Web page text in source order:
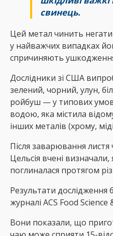
свинець.
Цей метал чинить
у найважчих випадках
спричиняють
Дослідники зі США
зелений, чорний, улун,
ройбуш — у типових
водою, яка містила
інших металів (хрому,
Після заварювання
Цельсія вчені визначали,
поглиналася протягом
Результати дослідження
журналі ACS Food
Вони показали, що